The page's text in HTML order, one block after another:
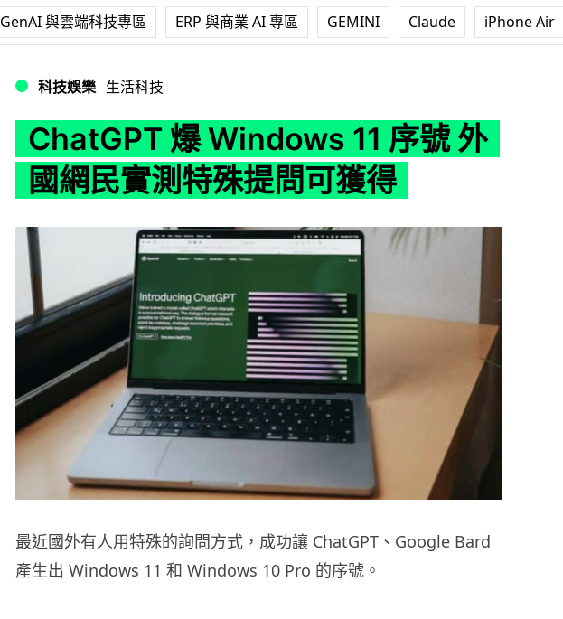
GenAI 與雲端科技專區 ERP 與商業 AI 專區 GEMINI Claude iPhone Air
科技娛樂 生活科技
ChatGPT 爆 Windows 11 序號 外
國網民實測特殊提問可獲得
最近國外有人用特殊的詢問方式，成功讓 ChatGPT、Google Bard
產生出 Windows 11 和 Windows 10 Pro 的序號。